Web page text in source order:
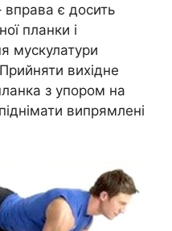
вправа є досить
планки і
мускулатури
вихідне
з упором на
випрямлені